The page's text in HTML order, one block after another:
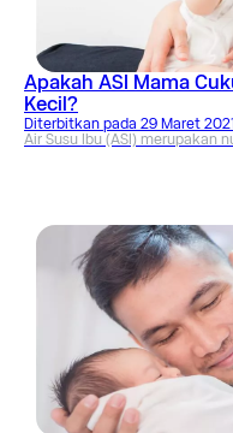
Apakah ASI Mama
Kecil?
Diterbitkan pada 29 Maret 2021
Air Susu Ibu (ASI) merupakan